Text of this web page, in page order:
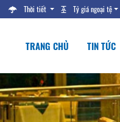
Thời tiết Tỷ giá ngoại tệ
TRANG CHỦ TIN TỨC